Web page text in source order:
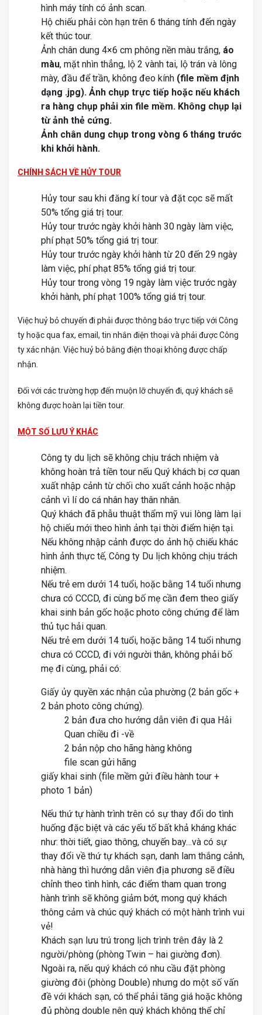
hình máy tính có ảnh scan.
Hộ chiếu phải còn hạn trên 6 tháng tính đến ngày
kết thúc tour.
Ảnh chân dung 4×6 cm phông nền màu trắng, áo
màu, mặt nhìn thẳng, lộ 2 vành tai, lộ trán và lông
mày, đầu để trần, không đeo kính (file mềm định
dạng .jpg). Ảnh chụp trực tiếp hoặc nếu khách
ra hàng chụp phải xin file mềm. Không chụp lại
từ ảnh thẻ cứng.
Ảnh chân dung chụp trong vòng 6 tháng trước
khi khởi hành.
CHÍNH SÁCH VỀ HỦY TOUR
Hủy tour sau khi đăng kí tour và đặt cọc sẽ mất
50% tổng giá trị tour.
Hủy tour trước ngày khởi hành 30 ngày làm việc,
phí phạt 50% tổng giá trị tour.
Hủy tour trước ngày khởi hành từ 20 đến 29 ngày
làm việc, phí phạt 85% tổng giá trị tour.
Hủy tour trong vòng 19 ngày làm việc trước ngày
khởi hành, phí phạt 100% tổng giá trị tour.
Việc huỷ bỏ chuyến đi phải được thông báo trực tiếp với Công
ty hoặc qua fax, email, tin nhắn điện thoại và phải được Công
ty xác nhận. Việc huỷ bỏ bằng điện thoại không được chấp
nhận.
Đối với các trường hợp đến muộn lỡ chuyến đi, quý khách sẽ
không được hoàn lại tiền tour.
MỘT SỐ LƯU Ý KHÁC
Công ty du lịch sẽ không chịu trách nhiệm và
không hoàn trả tiền tour nếu Quý khách bị cơ quan
xuất nhập cảnh từ chối cho xuất cảnh hoặc nhập
cảnh vì lí do cá nhân hay thân nhân.
Quý khách đã phẫu thuật thẩm mỹ vui lòng làm lại
hộ chiếu mới theo hình ảnh tại thời điểm hiện tại.
Nếu không nhập cảnh được do ảnh hộ chiếu khác
hình ảnh thực tế, Công ty Du lịch không chịu trách
nhiệm.
Nếu trẻ em dưới 14 tuổi, hoặc bằng 14 tuổi nhưng
chưa có CCCD, đi cùng bố mẹ cần đem theo giấy
khai sinh bản gốc hoặc photo công chứng để làm
thủ tục hải quan.
Nếu trẻ em dưới 14 tuổi, hoặc bằng 14 tuổi nhưng
chưa có CCCD, đi với người thân, không phải bố
mẹ đi cùng, phải có:
Giấy ủy quyền xác nhận của phường (2 bản gốc +
2 bản photo công chứng).
2 bản đưa cho hướng dẫn viên đi qua Hải
Quan chiều đi -về
2 bản nộp cho hãng hàng không
file scan gửi hãng
giấy khai sinh (file mềm gửi điều hành tour +
photo 1 bản)
Nếu thứ tự hành trình trên có sự thay đổi do tình
huống đặc biệt và các yếu tố bất khả kháng khác
như: thời tiết, giao thông, chuyến bay…và có sự
thay đổi về thứ tự khách sạn, danh lam thắng cảnh,
nhà hàng thì hướng dẫn viên địa phương sẽ điều
chỉnh theo tình hình, các điểm tham quan trong
hành trình sẽ không giảm bớt, mong quý khách
thông cảm và chúc quý khách có một hành trình vui
vẻ!
Khách sạn lưu trú trong lịch trình trên đây là 2
người/phòng (phòng Twin – hai giường đơn).
Ngoài ra, nếu quý khách có nhu cầu đặt phòng
giường đôi (phòng Double) nhưng do một số vấn
đề với khách sạn, có thể phải tăng giá hoặc không
đủ phòng double nên quý khách không thể chỉ